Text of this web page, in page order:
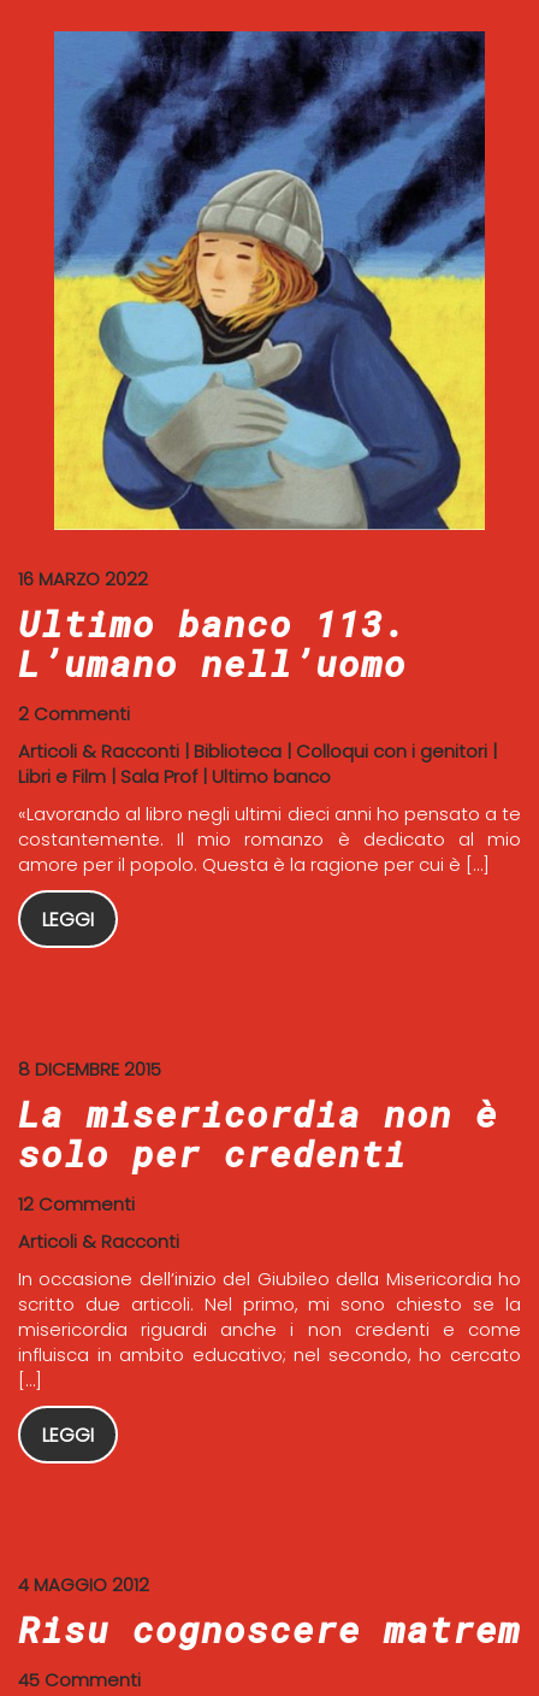
16 MARZO 2022
Ultimo banco 113.
L’umano nell’uomo
2 Commenti
Articoli & Racconti | Biblioteca | Colloqui con i genitori |
Libri e Film | Sala Prof| Ultimo banco
«Lavorando al libro negli ultimi dieci anni ho pensato a te
costantemente. Il mio romanzo è dedicato al mio
amore per il popolo. Questa è la ragione per cui è […]
LEGGI
8 DICEMBRE 2015
La misericordia non è
solo per credenti
12 Commenti
Articoli & Racconti
In occasione dell’inizio del Giubileo della Misericordia ho
scritto due articoli. Nel primo, mi sono chiesto se la
misericordia riguardi anche i non credenti e come
influisca in ambito educativo; nel secondo, ho cercato
[…]
LEGGI
4 MAGGIO 2012
Risu cognoscere matrem
45 Commenti